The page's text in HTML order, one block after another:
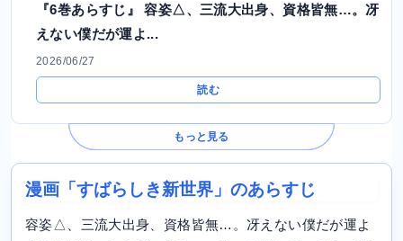
『6巻あらすじ』 容姿△、三流大出身、資格皆無…。冴
えない僕だが運よ...
2026/06/27
読む
もっと見る
漫画「すばらしき新世界」のあらすじ
容姿△、三流大出身、資格皆無…。冴えない僕だが運よ